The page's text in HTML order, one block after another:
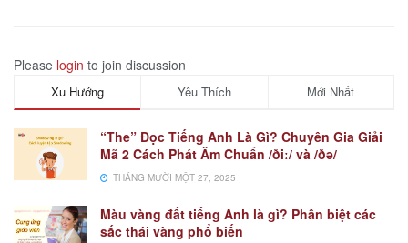
Please login to join discussion
Xu Hướng Yêu Thích Mới Nhất
“The” Đọc Tiếng Anh Là Gì? Chuyên Gia Giải
Mã 2 Cách Phát Âm Chuẩn /ðiː/ và /ðə/
THÁNG MƯỜI MỘT 27, 2025
Màu vàng đất tiếng Anh là gì? Phân biệt các
sắc thái vàng phổ biến